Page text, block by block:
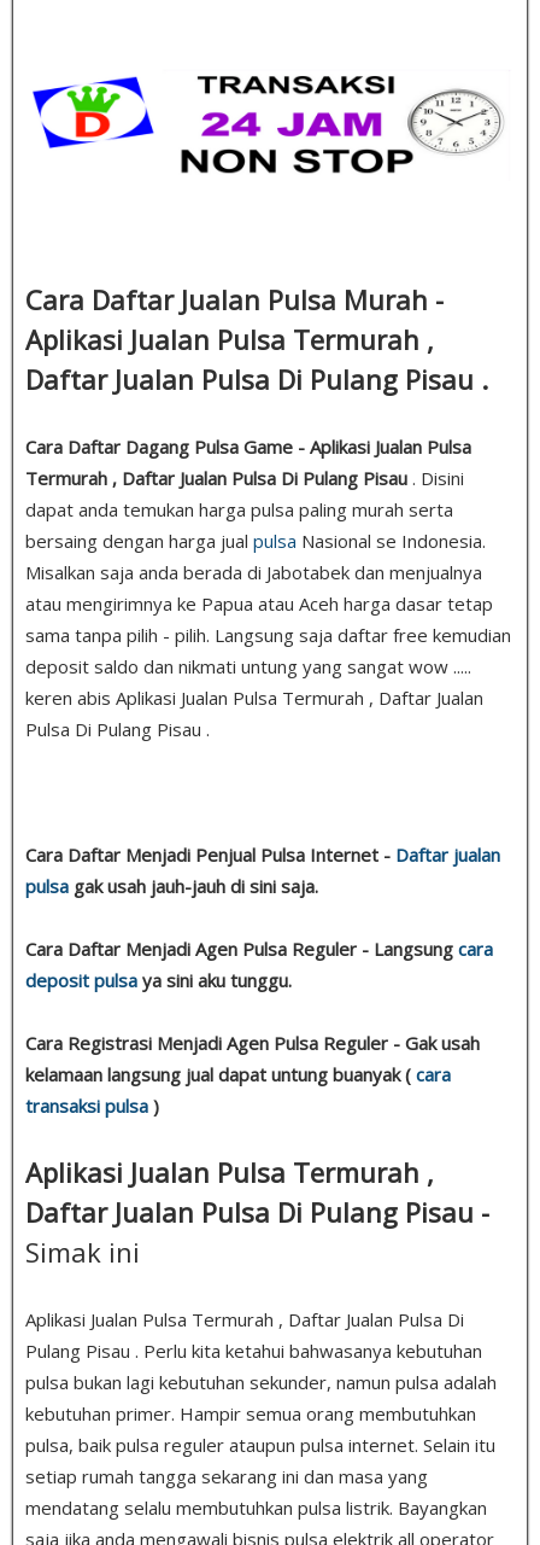
Cara Daftar Jualan Pulsa Murah -
Aplikasi Jualan Pulsa Termurah ,
Daftar Jualan Pulsa Di Pulang Pisau .
Cara Daftar Dagang Pulsa Game - Aplikasi Jualan Pulsa
Termurah , Daftar Jualan Pulsa Di Pulang Pisau . Disini
dapat anda temukan harga pulsa paling murah serta
bersaing dengan harga jual pulsa Nasional se Indonesia.
Misalkan saja anda berada di Jabotabek dan menjualnya
atau mengirimnya ke Papua atau Aceh harga dasar tetap
sama tanpa pilih - pilih. Langsung saja daftar free kemudian
deposit saldo dan nikmati untung yang sangat wow .....
keren abis Aplikasi Jualan Pulsa Termurah , Daftar Jualan
Pulsa Di Pulang Pisau .
Cara Daftar Menjadi Penjual Pulsa Internet - Daftar jualan
pulsa gak usah jauh-jauh di sini saja.
Cara Daftar Menjadi Agen Pulsa Reguler - Langsung cara
deposit pulsa ya sini aku tunggu.
Cara Registrasi Menjadi Agen Pulsa Reguler - Gak usah
kelamaan langsung jual dapat untung buanyak ( cara
transaksi pulsa )
Aplikasi Jualan Pulsa Termurah ,
Daftar Jualan Pulsa Di Pulang Pisau -
Simak ini
Aplikasi Jualan Pulsa Termurah , Daftar Jualan Pulsa Di
Pulang Pisau . Perlu kita ketahui bahwasanya kebutuhan
pulsa bukan lagi kebutuhan sekunder, namun pulsa adalah
kebutuhan primer. Hampir semua orang membutuhkan
pulsa, baik pulsa reguler ataupun pulsa internet. Selain itu
setiap rumah tangga sekarang ini dan masa yang
mendatang selalu membutuhkan pulsa listrik. Bayangkan
saja jika anda mengawali bisnis pulsa elektrik all operator